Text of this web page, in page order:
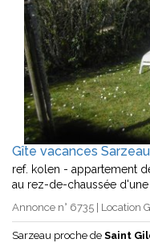
Gîte vacances
ref. kolen - appartement
au rez-de-chaussée d'une
Annonce n° 6735 | Location
Sarzeau proche de Saint